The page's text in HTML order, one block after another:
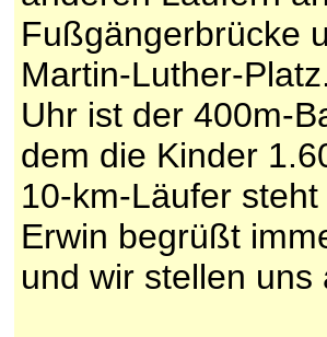
Fußgängerbrücke
Martin-Luther-
Uhr ist der 400m-
dem die Kinder
10-km-Läufer
Erwin begrüßt
und wir stellen